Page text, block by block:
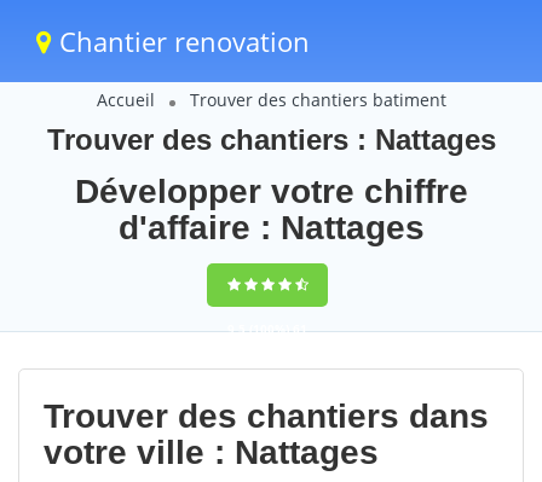
Chantier renovation
Accueil Trouver des chantiers batiment
Trouver des chantiers : Nattages
Développer votre chiffre
d'affaire : Nattages
9,5(100%)61
votes
Trouver des chantiers dans
votre ville : Nattages